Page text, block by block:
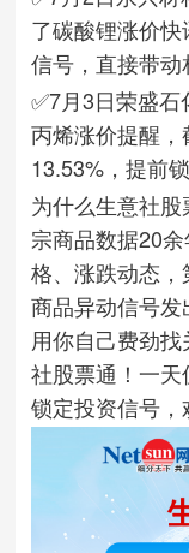
了碳酸锂涨价
信号，直接带动
✅7月3日荣盛
丙烯涨价提醒
13.53%，提前
为什么生意社
宗商品数据20
格、涨跌动态，
商品异动信号
用你自己费劲
社股票通！一
锁定投资信号，